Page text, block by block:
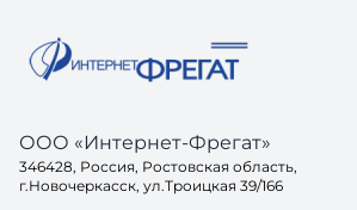
ООО «Интернет-Фрегат»
346428, Россия, Ростовская область,
г.Новочеркасск, ул.Троицкая 39/166